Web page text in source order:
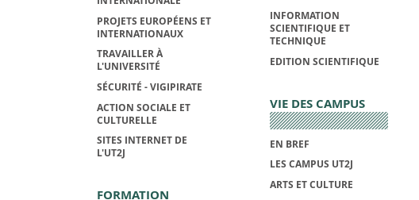
PROJETS EUROPÉENS ET
INTERNATIONAUX
TRAVAILLER À
L'UNIVERSITÉ
SÉCURITÉ - VIGIPIRATE
ACTION SOCIALE ET
CULTURELLE
SITES INTERNET DE
L'UT2J
FORMATION
INFORMATION
SCIENTIFIQUE ET
TECHNIQUE
EDITION SCIENTIFIQUE
VIE DES CAMPUS
EN BREF
LES CAMPUS UT2J
ARTS ET CULTURE